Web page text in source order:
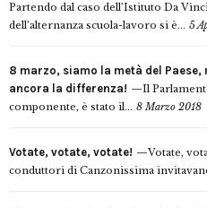
Partendo dal caso dell’Istituto Da
dell’alternanza scuola-lavoro si è... 5
8 marzo, siamo la metà del
ancora la differenza!
Il
componente, è stato il... 8 Marzo 2018
Votate, votate, votate!
Votate,
conduttori di Canzonissima